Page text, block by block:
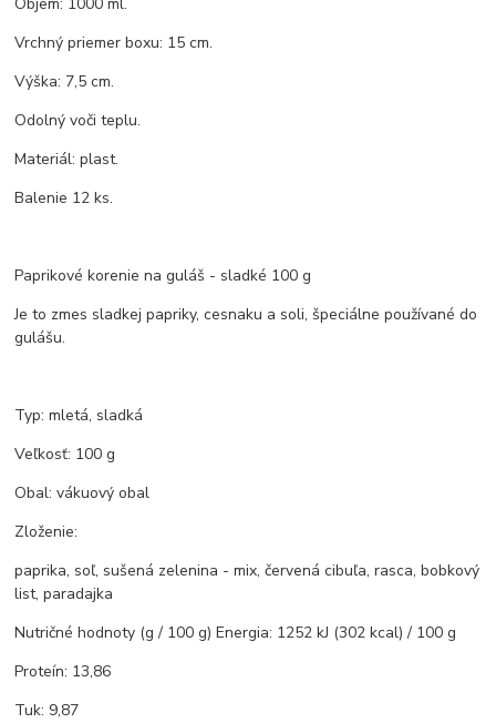
Vrchný priemer boxu: 15 cm.
Výška: 7,5 cm.
Odolný voči teplu.
Materiál: plast.
Balenie 12 ks.
Paprikové korenie na guláš - sladké 100 g
Je to zmes sladkej papriky, cesnaku a soli, špeciálne používané do
gulášu.
Typ: mletá, sladká
Veľkosť: 100 g
Obal: vákuový obal
Zloženie:
paprika, soľ, sušená zelenina - mix, červená cibuľa, rasca, bobkový
list, paradajka
Nutričné hodnoty (g / 100 g) Energia: 1252 kJ (302 kcal) / 100 g
Proteín: 13,86
Tuk: 9,87